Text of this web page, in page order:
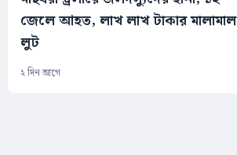
জেলে আহত, লাখ লাখ টাকার মালামাল
লুট
২ দিন আগে